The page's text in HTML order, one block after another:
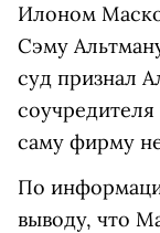
Илоном
Сэму
суд признал
саму фирму
По
выводу, что